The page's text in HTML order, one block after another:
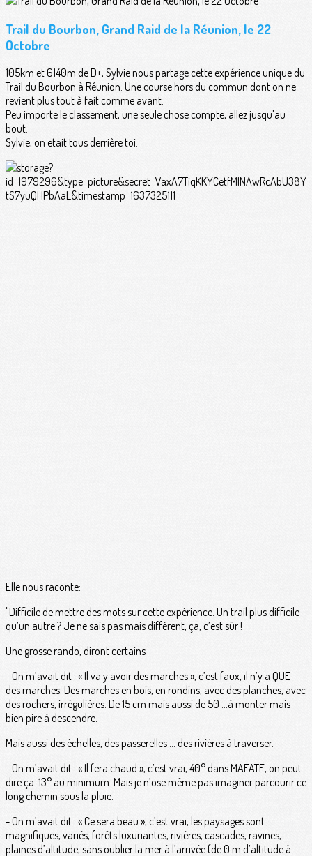
Trail du Bourbon, Grand Raid de la Réunion, le 22
Octobre
105km et 6140m de D+, Sylvie nous partage cette expérience unique du
Trail du Bourbon à Réunion. Une course hors du commun dont on ne
revient plus tout à fait comme avant.
Peu importe le classement, une seule chose compte, allez jusqu'au
bout.
Sylvie, on etait tous derrière toi.
Elle nous raconte:
"Difficile de mettre des mots sur cette expérience. Un trail plus difficile
qu’un autre ? Je ne sais pas mais différent, ça, c’est sûr !
Une grosse rando, diront certains
- On m’avait dit : « Il va y avoir des marches », c’est faux, il n’y a QUE
des marches. Des marches en bois, en rondins, avec des planches, avec
des rochers, irrégulières. De 15 cm mais aussi de 50 …à monter mais
bien pire à descendre.
Mais aussi des échelles, des passerelles … des rivières à traverser.
- On m’avait dit : « Il fera chaud », c’est vrai, 40° dans MAFATE, on peut
dire ça. 13° au minimum. Mais je n’ose même pas imaginer parcourir ce
long chemin sous la pluie.
- On m’avait dit : « Ce sera beau », c’est vrai, les paysages sont
magnifiques, variés, forêts luxuriantes, rivières, cascades, ravines,
plaines d’altitude, sans oublier la mer à l’arrivée (de 0 m d’altitude à